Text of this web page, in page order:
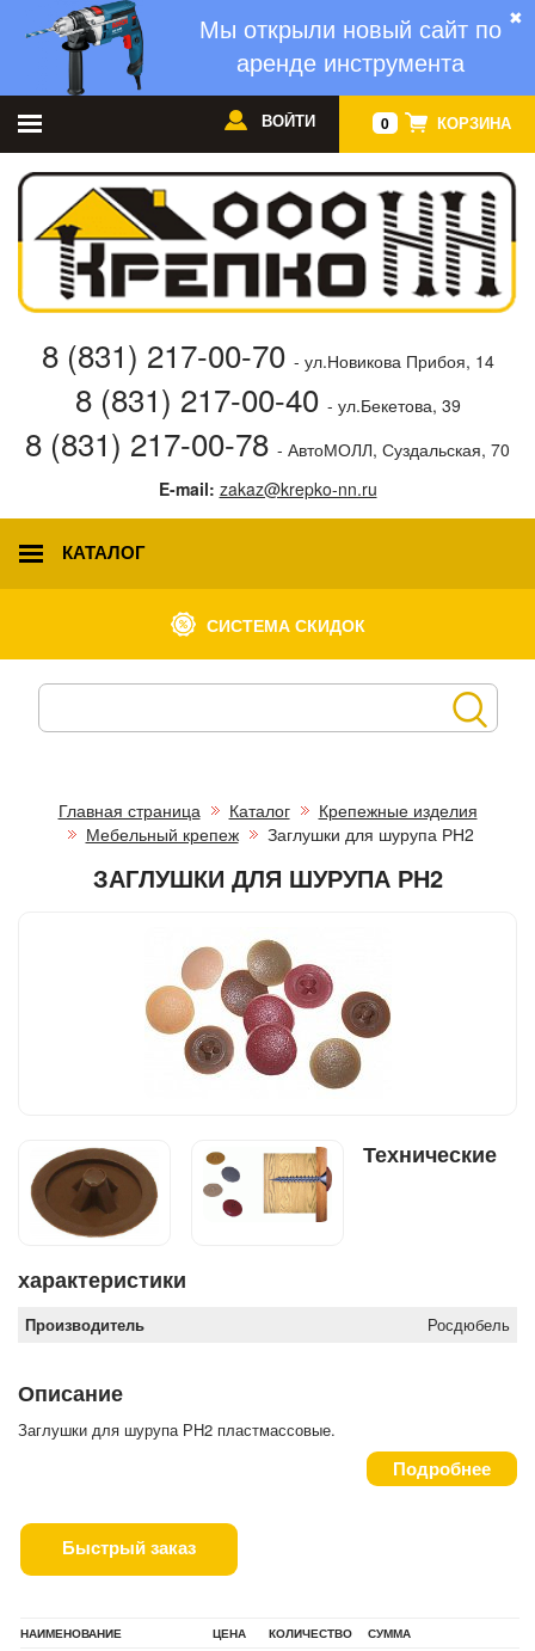
✖
Мы открыли новый сайт по
аренде инструмента
0 КОРЗИНА
ВОЙТИ
8 (831) 217-00-70 - ул.Новикова Прибоя, 14
8 (831) 217-00-40 - ул.Бекетова, 39
8 (831) 217-00-78 - АвтоМОЛЛ, Суздальская, 70
E-mail: zakaz@krepko-nn.ru
КАТАЛОГ
СИСТЕМА СКИДОК
Главная страница Каталог
Крепежные изделия
Мебельный крепеж
Заглушки для шурупа РН2
ЗАГЛУШКИ ДЛЯ ШУРУПА РН2
Технические
характеристики
Производитель Росдюбель
Описание
Заглушки для шурупа РН2 пластмассовые.
Подробнее
Быстрый заказ
НАИМЕНОВАНИЕ ЦЕНА КОЛИЧЕСТВО СУММА